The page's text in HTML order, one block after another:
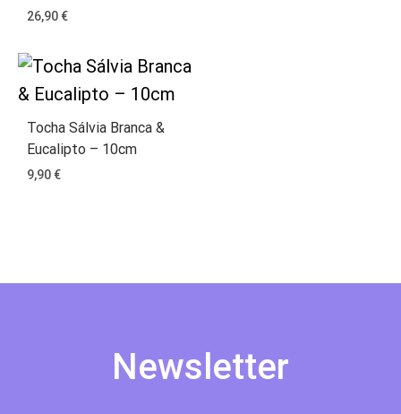
26,90€
Tocha Sálvia Branca &
Eucalipto – 10cm
9,90€
Newsletter